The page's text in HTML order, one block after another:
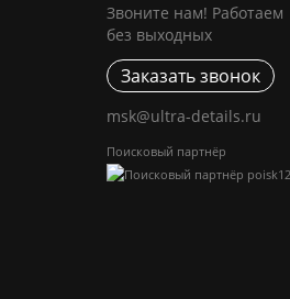
Звоните нам! Работаем
без выходных
Заказать звонок
msk@ultra-details.ru
Поисковый партнёр